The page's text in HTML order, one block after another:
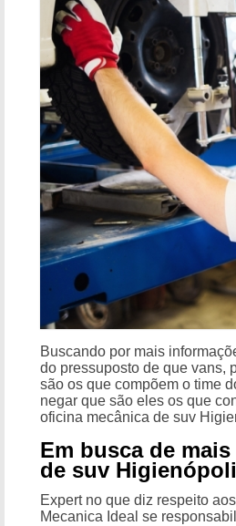
Buscando por mais
do pressuposto de que vans,
são os que compõem o time
negar que são eles os que
oficina mecânica de suv
Em busca de
de suv
Expert no que diz respeito
Mecanica Ideal se